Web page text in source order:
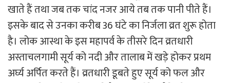
खाते हैं तथा जब तक चांद नजर आये तब तक पानी पीते हैं।
इसके बाद से उनका करीब 36 घंटे का निर्जला व्रत शुरू होता
है। लोक आस्था के इस महापर्व के तीसरे दिन व्रतधारी
अस्ताचलगामी सूर्य को नदी और तालाब में खड़े होकर प्रथम
अर्घ्य अर्पित करते हैं। व्रतधारी डूबते हुए सूर्य को फल और